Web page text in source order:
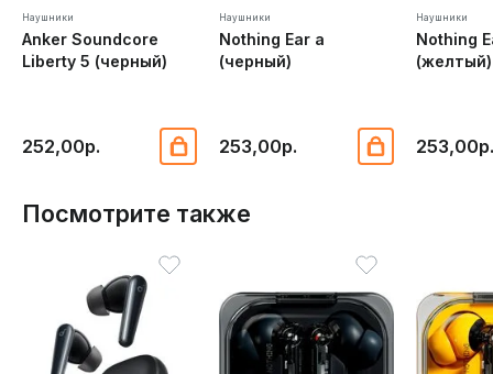
Наушники
Anker Soundcore
Liberty 5 (черный)
252,00р.
Наушники
Nothing Ear a
(черный)
253,00р.
Наушники
Nothing
(желтый)
Посмотрите также